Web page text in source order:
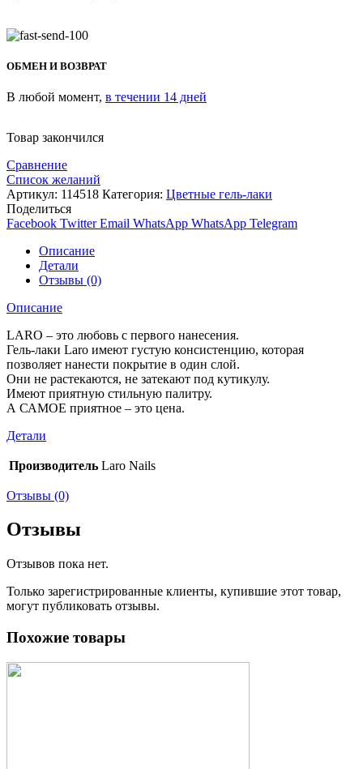
ОБМЕН И ВОЗВРАТ
В любой момент, в течении 14 дней
Товар закончился
Сравнение
Список желаний
Артикул: 114518 Категория: Цветные гель-лаки
Поделиться
Facebook Twitter Email WhatsApp WhatsApp Telegram
Описание
Детали
Отзывы (0)
Описание
LARO – это любовь с первого нанесения.
Гель-лаки Laro имеют густую консистенцию, которая
позволяет нанести покрытие в один слой.
Они не растекаются, не затекают под кутикулу.
Имеют приятную стильную палитру.
А САМОЕ приятное – это цена.
Детали
Производитель Laro Nails
Отзывы (0)
Отзывы
Отзывов пока нет.
Только зарегистрированные клиенты, купившие этот товар,
могут публиковать отзывы.
Похожие товары